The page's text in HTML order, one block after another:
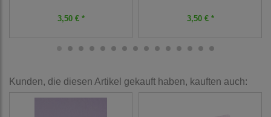
3,50 € * 3,50 € *
Kunden, die diesen Artikel gekauft haben, kauften auch: